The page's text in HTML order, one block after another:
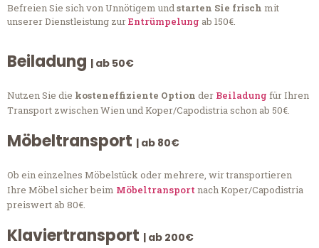
Befreien Sie sich von Unnötigem undstarten Sie frisch mit
unserer Dienstleistung zurEntrümpelung ab 150€.
Beiladung | ab 50€
Nutzen Sie die kosteneffiziente Option der Beiladung für Ihren
Transport zwischen Wien und Koper/Capodistria schon ab 50€.
Möbeltransport | ab 80€
Ob ein einzelnes Möbelstück oder mehrere, wir transportieren
Ihre Möbel sicher beim Möbeltransportnach Koper/Capodistria
preiswert ab 80€.
Klaviertransport | ab 200€